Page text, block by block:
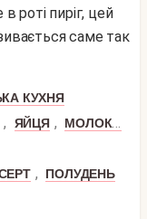
роті пиріг, цей
саме так
КУХНЯ
, ЯЙЦЯ , МОЛОКО
,
ПОЛУДЕНЬ